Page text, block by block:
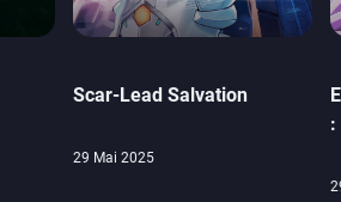
Scar-Lead Salvation
29 Mai 2025
: